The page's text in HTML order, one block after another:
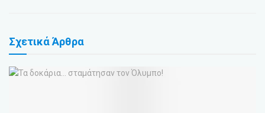
ΣχετικάΆρθρα